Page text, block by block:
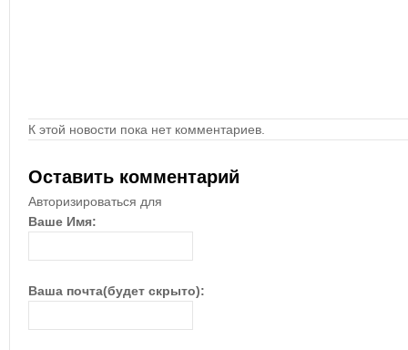
К этой новости пока нет комментариев.
Оставить комментарий
Авторизироваться для
Ваше Имя:
Ваша почта(будет скрыто):